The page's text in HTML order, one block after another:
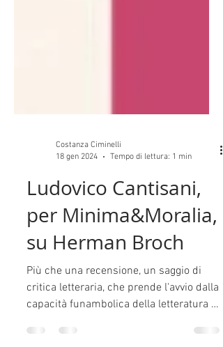
Costanza Ciminelli
18 gen 2024
Tempo di lettura: 1 min
Ludovico Cantisani,
per Minima&Moralia,
su Herman Broch
critica letteraria, che prende l'avvio dalla